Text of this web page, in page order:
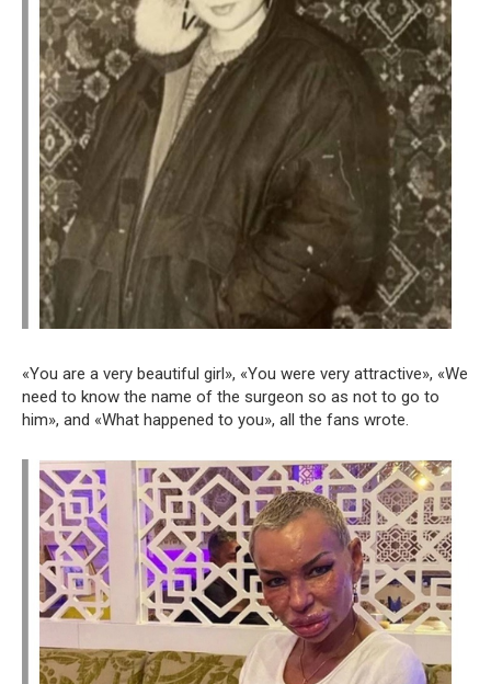
«You are a very beautiful girl», «You were very attractive», «We
need to know the name of the surgeon so as not to go to
him», and «What happened to you», all the fans wrote.